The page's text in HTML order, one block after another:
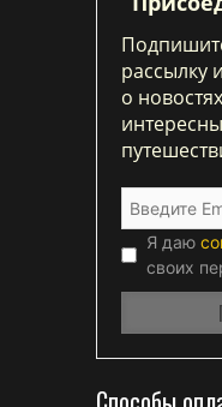
рассылку
о
Я даю
своих